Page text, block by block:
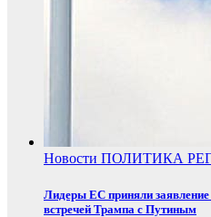
Новости ПОЛИТИКА
Лидеры ЕС приняли
встречей Трампа с Путиным